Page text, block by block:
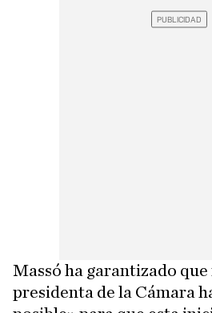
Massó ha garantizado
presidenta de la Cámara